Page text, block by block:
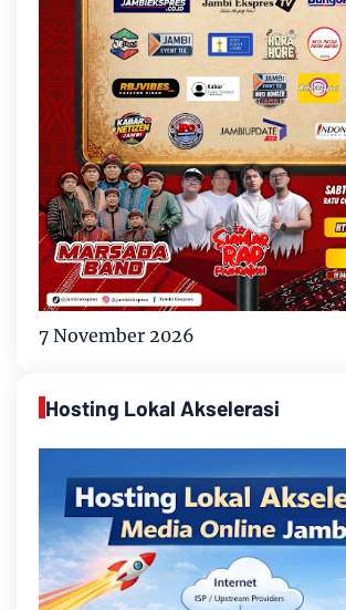
7 November 2026
Hosting Lokal Akselerasi